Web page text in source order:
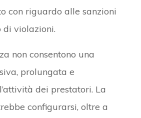
con riguardo alle sanzioni
violazioni.
non consentono una
prolungata e
dei prestatori. La
configurarsi, oltre a